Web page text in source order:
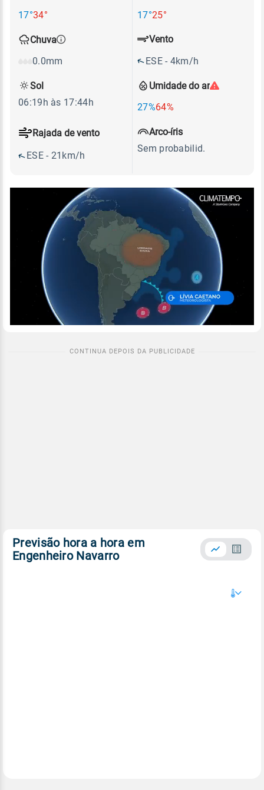
17°34°
17°25°
Chuva
0.0mm
Umidade do ar
27%64%
Vento
ESE - 4km/h
Rajada de vento
ESE - 21km/h
Sol
06:19h às 17:44h
Arco-íris
Sem probabilid.
Previsão hora a hora em
Engenheiro Navarro